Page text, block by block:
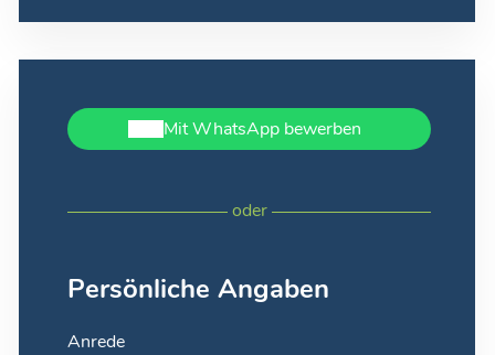
Mit WhatsApp bewerben
oder
Persönliche Angaben
Anrede